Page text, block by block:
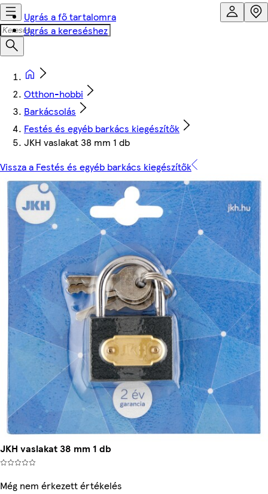
Ugrás a fő tartalomra
Ugrás a kereséshez
Otthon-hobbi
Barkácsolás
Festés és egyéb barkács kiegészítők
JKH vaslakat 38 mm 1 db
Vissza a Festés és egyéb barkács kiegészítők
JKH vaslakat 38 mm 1 db
Még nem érkezett értékelés